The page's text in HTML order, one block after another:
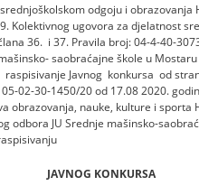
odgoju i obrazovanja
Kolektivnog ugovora za djelatnost
36. i 37. Pravila broj: 04-4-40-
saobraćajne škole u Mo
raspisivanje Javnog konkursa od
02-30-1450/20 od 17.08 2020.
obrazovanja, nauke, kulture i sporta
odbora JU Srednje mašinsko-
JAVNOG KONKURSA